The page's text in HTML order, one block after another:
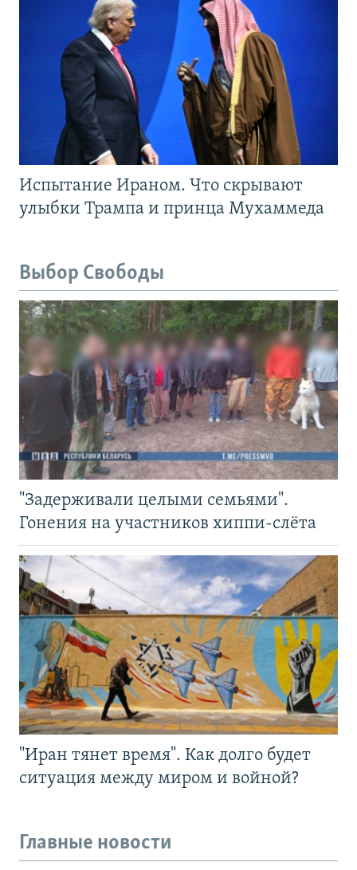
Испытание Ираном. Что скрывают
улыбки Трампа и принца Мухаммеда
Выбор Свободы
"Задерживали целыми семьями".
Гонения на участников хиппи-слёта
"Иран тянет время". Как долго будет
ситуация между миром и войной?
Главные новости